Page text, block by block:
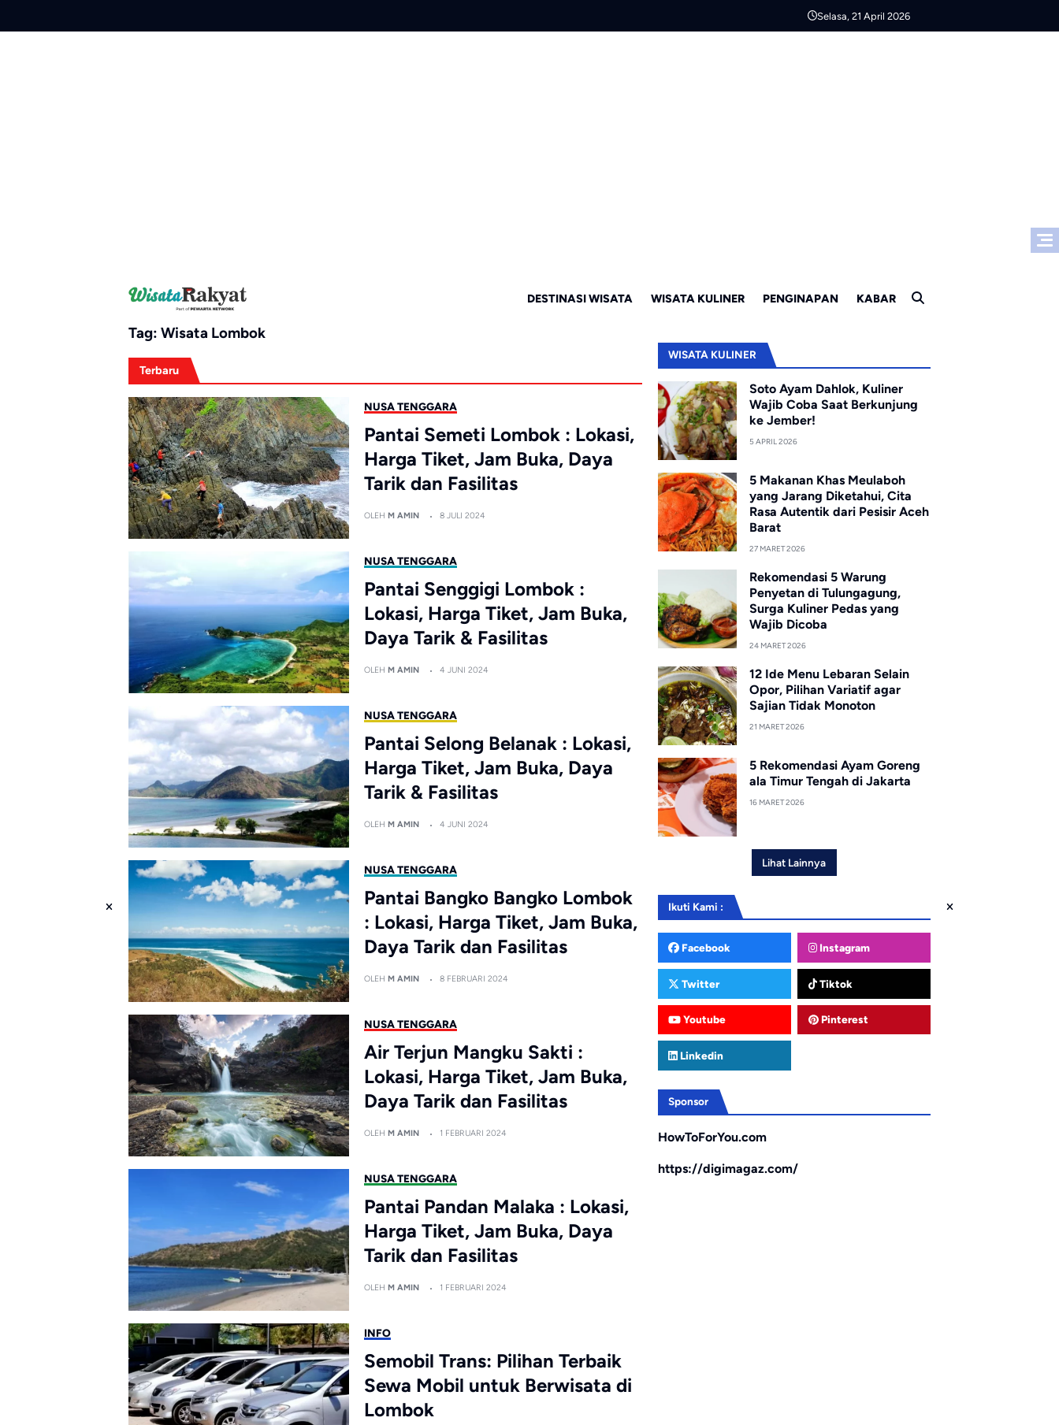
Selasa, 21 April 2026
DESTINASI WISATA WISATA KULINER PENGINAPAN KABAR
Tag: Wisata Lombok
Terbaru
NUSA TENGGARA
Pantai Semeti Lombok : Lokasi,
Harga Tiket, Jam Buka, Daya
Tarik dan Fasilitas
OLEH M AMIN 8 JULI 2024
NUSA TENGGARA
Pantai Senggigi Lombok :
Lokasi, Harga Tiket, Jam Buka,
Daya Tarik & Fasilitas
OLEH M AMIN 4 JUNI 2024
NUSA TENGGARA
Pantai Selong Belanak : Lokasi,
Harga Tiket, Jam Buka, Daya
Tarik & Fasilitas
OLEH M AMIN 4 JUNI 2024
NUSA TENGGARA
Pantai Bangko Bangko Lombok
: Lokasi, Harga Tiket, Jam Buka,
Daya Tarik dan Fasilitas
OLEH M AMIN 8 FEBRUARI 2024
NUSA TENGGARA
Air Terjun Mangku Sakti :
Lokasi, Harga Tiket, Jam Buka,
Daya Tarik dan Fasilitas
OLEH M AMIN 1 FEBRUARI 2024
NUSA TENGGARA
Pantai Pandan Malaka : Lokasi,
Harga Tiket, Jam Buka, Daya
Tarik dan Fasilitas
OLEH M AMIN 1 FEBRUARI 2024
INFO
Semobil Trans: Pilihan Terbaik
Sewa Mobil untuk Berwisata di
Lombok
WISATA KULINER
Soto Ayam Dahlok, Kuliner
Wajib Coba Saat Berkunjung
ke Jember!
5 APRIL 2026
5 Makanan Khas Meulaboh
yang Jarang Diketahui, Cita
Rasa Autentik dari Pesisir Aceh
Barat
27 MARET 2026
Rekomendasi 5 Warung
Penyetan di Tulungagung,
Surga Kuliner Pedas yang
Wajib Dicoba
24 MARET 2026
12 Ide Menu Lebaran Selain
Opor, Pilihan Variatif agar
Sajian Tidak Monoton
21 MARET 2026
5 Rekomendasi Ayam Goreng
ala Timur Tengah di Jakarta
16 MARET 2026
Lihat Lainnya
Ikuti Kami :
Facebook Instagram
Twitter Tiktok
Youtube Pinterest
Linkedin
Sponsor
HowToForYou.com
https://digimagaz.com/